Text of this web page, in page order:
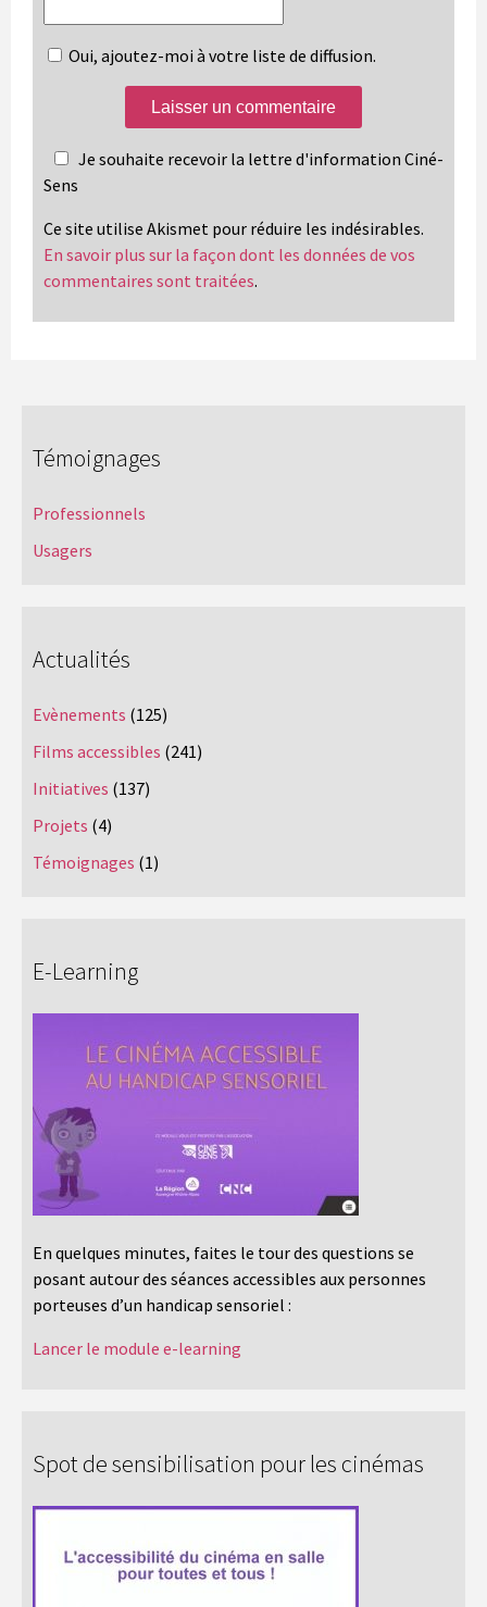
Oui, ajoutez-moi à votre liste de diffusion.
Je souhaite recevoir la lettre d'information Ciné-
Sens
Ce site utilise Akismet pour réduire les indésirables.
En savoir plus sur la façon dont les données de vos
commentaires sont traitées.
Témoignages
Professionnels
Usagers
Actualités
Evènements (125)
Films accessibles (241)
Initiatives (137)
Projets (4)
Témoignages (1)
E-Learning
En quelques minutes, faites le tour des questions se
posant autour des séances accessibles aux personnes
porteuses d’un handicap sensoriel :
Lancer le module e-learning
Spot de sensibilisation pour les cinémas